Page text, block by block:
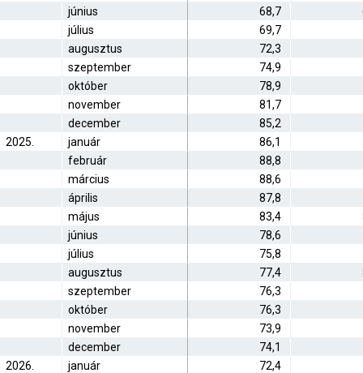
június
68,7
július
69,7
augusztus
72,3
szeptember
74,9
október
78,9
november
81,7
december
85,2
2025.
január 86,1
február
88,8
március
88,6
április
87,8
május
83,4
június
78,6
július
75,8
augusztus
77,4
szeptember
76,3
október
76,3
november
73,9
december
74,1
2026.
január 72,4